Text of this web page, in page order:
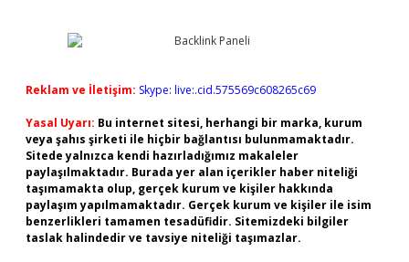
Reklam ve İletişim: Skype: live:.cid.575569c608265c69
Yasal Uyarı: Bu internet sitesi, herhangi bir marka, kurum
veya şahıs şirketi ile hiçbir bağlantısı bulunmamaktadır.
Sitede yalnızca kendi hazırladığımız makaleler
paylaşılmaktadır. Burada yer alan içerikler haber niteliği
taşımamakta olup, gerçek kurum ve kişiler hakkında
paylaşım yapılmamaktadır. Gerçek kurum ve kişiler ile isim
benzerlikleri tamamen tesadüfidir. Sitemizdeki bilgiler
taslak halindedir ve tavsiye niteliği taşımazlar.